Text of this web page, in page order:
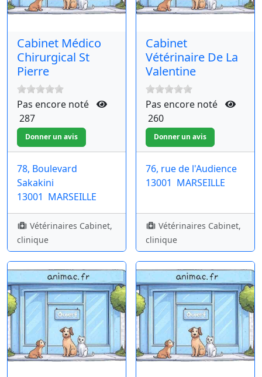
Cabinet Médico
Chirurgical St
Pierre
Pas encore noté
287
78, Boulevard
Sakakini
13001 MARSEILLE
Vétérinaires Cabinet,
clinique
Cabinet
Vétérinaire De La
Valentine
Pas encore noté
260
76, rue de l'Audience
13001 MARSEILLE
Vétérinaires Cabinet,
clinique